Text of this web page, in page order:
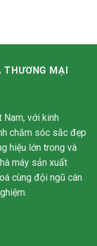
THƯƠNG MẠI
Nam, với kinh
chăm sóc sắc đẹp
hiệu lớn trong và
máy sản xuất
cùng đội ngũ cán